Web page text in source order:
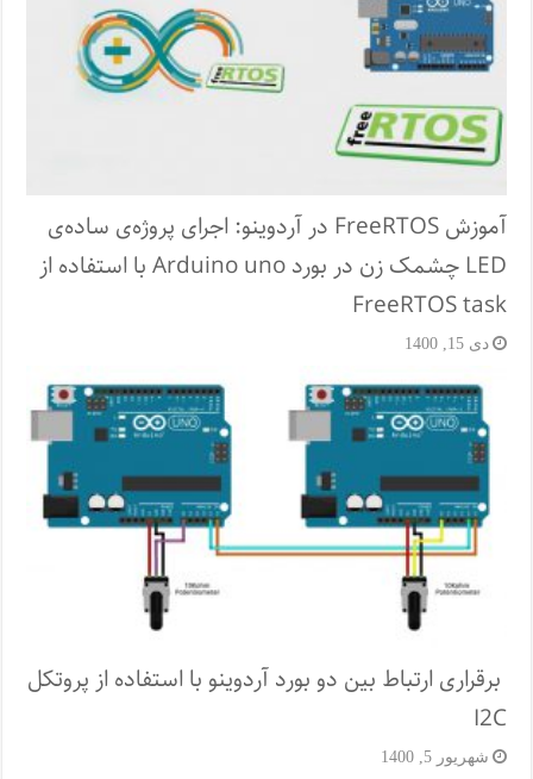
آموزش FreeRTOS در آردوینو: اجرای پروژه‌ی ساده‌ی
LED چشمک زن در بورد Arduino uno با استفاده از
FreeRTOS task
دی 15, 1400
برقراری ارتباط بین دو بورد آردوینو با استفاده از پروتکل
I2C
شهریور 5, 1400